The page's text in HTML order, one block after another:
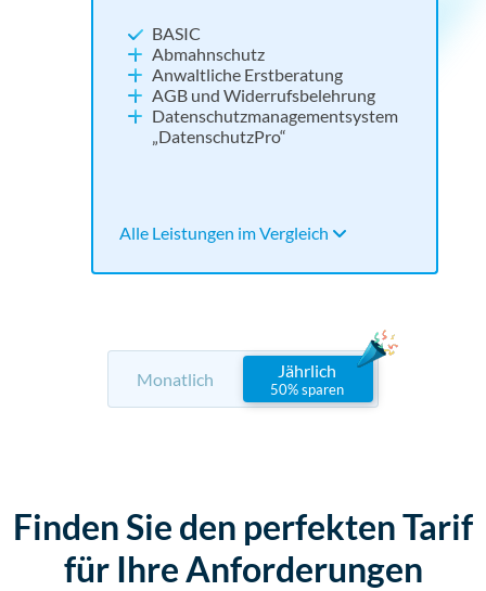
NEU: Widerrufsbutton
Impressum und Datenschutz
Cookie Consent Tool
Social Media absichern
Tools für Barrierefreiheit und KI
BASIC
Abmahnschutz
Anwaltliche Erstberatung
AGB und Widerrufsbelehrung
Datenschutzmanagementsystem
„DatenschutzPro“
Alle Leistungen im Vergleich
Alle Leistungen im Vergleich
Monatlich Jährlich
50% sparen
Finden Sie den perfekten Tarif
für Ihre Anforderungen